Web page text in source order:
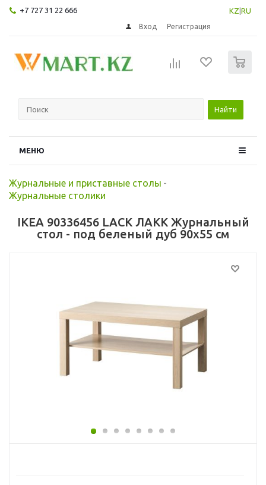
+7 727 31 22 666 KZ RU
Вход Регистрация
Найти
МЕНЮ
Журнальные и приставные столы -
Журнальные столики
IKEA 90336456 LACK ЛАКК Журнальный
стол - под беленый дуб 90x55 см